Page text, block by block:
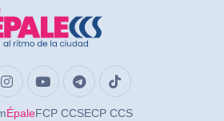
ÉpaleFCP CCSECP CCS